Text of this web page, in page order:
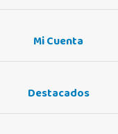
Mi Cuenta
Destacados